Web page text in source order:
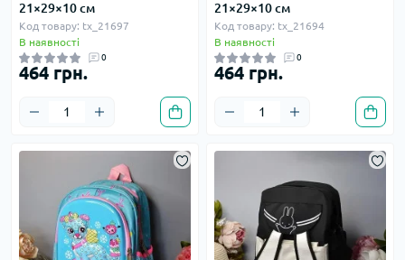
21×29×10 см
Код товару: tx_21697
В наявності
0
464 грн.
21×29×10 см
Код товару: tx_21694
В наявності
0
464 грн.